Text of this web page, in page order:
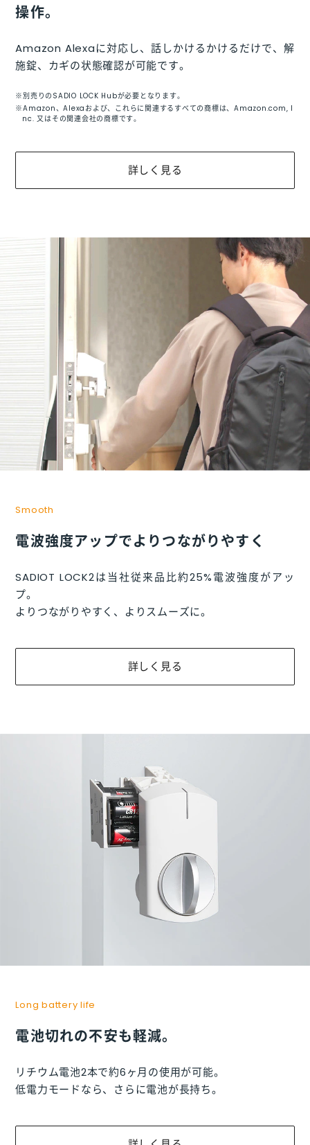
操作。
Amazon Alexaに対応し、話しかけるかけるだけで、 解
施錠、カギの状態確認が可能です。
※別売りのSADIO LOCK Hubが必要となります。
※Amazon、Alexaおよび、これらに関連するすべての商標は、Amazon.com, I
nc. 又はその関連会社の商標です。
詳しく見る
Smooth
電波強度アップでよりつながりやすく
SADIOT LOCK2は当社従来品比約25%電波強度がアッ
プ。
よりつながりやすく、よりスムーズに。
詳しく見る
Long battery life
電池切れの不安も軽減。
リチウム電池2本で約6ヶ月の使用が可能。
低電力モードなら、さらに電池が長持ち。